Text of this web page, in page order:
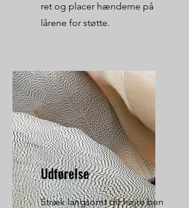
ret og placer hænderne på
lårene for støtte.
Udførelse
Stræk langsomt dit højre ben